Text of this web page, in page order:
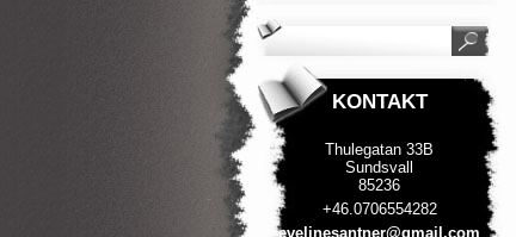
KONTAKT
Thulegatan 33B
Sundsvall
85236
+46.0706554282
evelinesantner@gmail.com